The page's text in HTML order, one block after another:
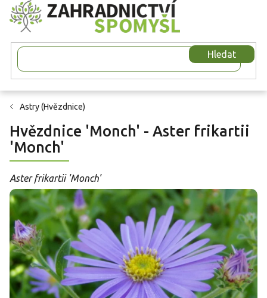
Přejít
na
obsah
Hledat
Astry (Hvězdnice)
Hvězdnice 'Monch' - Aster frikartii
'Monch'
Aster frikartii 'Monch'